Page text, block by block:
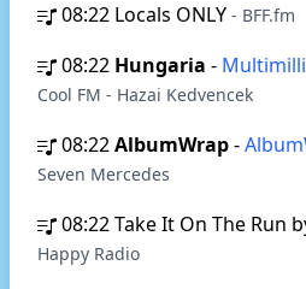
08:22 Locals ONLY - BFF.fm
08:22 Hungaria -
Cool FM - Hazai Kedvencek
08:22AlbumWrap-
Seven Mercedes
08:22Take It On The Run
Happy Radio